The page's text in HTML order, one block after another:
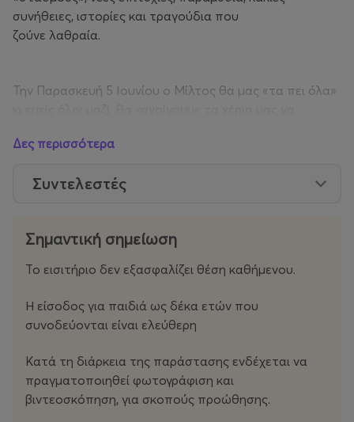
συνήθειες, ιστορίες και τραγούδια που
ζούνε λαθραία.
Την Παρασκευή 5 Ιουνίου ο Μίλτος θα μας «τα πει όλα»
Θέατρο Ε.Η.Μ. ως τα «Ξημερώματα».
Δες περισσότερα
Συντελεστές
Σημαντική σημείωση
Το εισιτήριο δεν εξασφαλίζει θέση καθήμενου.
Η είσοδος για παιδιά ως δέκα ετών που
συνοδεύονται είναι ελεύθερη
Κατά τη διάρκεια της παράστασης ενδέχεται να
πραγματοποιηθεί φωτογράφιση και
βιντεοσκόπηση, για σκοπούς προώθησης.